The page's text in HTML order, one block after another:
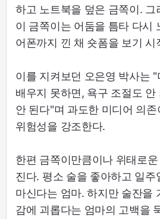
하고 노트북을 덮은 금쪽이.
이 금쪽이는 어둠을 틈타 다시
어폰까지 낀 채 숏폼을 보기 시
이를 지켜보던 오은영 박사는
배우지 못하면, 욕구 조절도 안
안 된다"며 과도한 미디어 의
위험성을 강조한다.
한편 금쪽이만큼이나 위태로
진다. 평소 술을 좋아하고 일주
마신다는 엄마. 하지만 술잔을
감에 괴롭다는 엄마의 고백을